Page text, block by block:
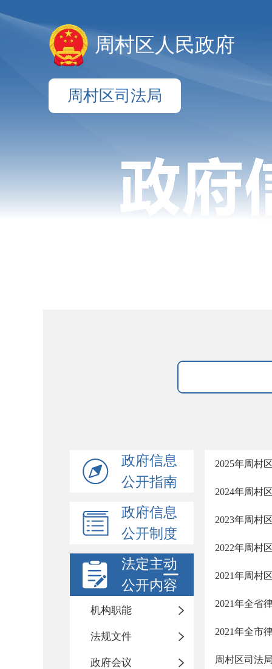
周村区人民政府
周村区司法局
政府信息
公开指南
政府信息
公开制度
法定主动
公开内容
机构职能
法规文件
政府会议
2025年周村
2024年周村
2023年周村
2022年周村
2021年周村
2021年全省
2021年全市
周村区司法